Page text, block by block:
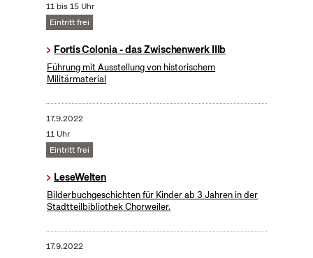
11 bis 15 Uhr
Eintritt frei
Fortis Colonia - das Zwischenwerk IIIb
Führung mit Ausstellung von historischem
Militärmaterial
17.9.2022
11 Uhr
Eintritt frei
LeseWelten
Bilderbuchgeschichten für Kinder ab 3 Jahren in der
Stadtteilbibliothek Chorweiler.
17.9.2022